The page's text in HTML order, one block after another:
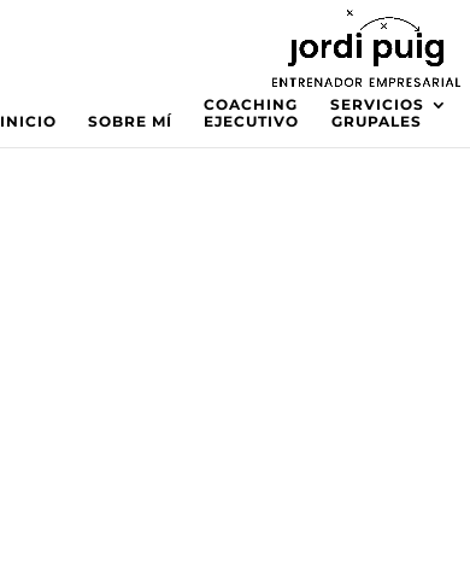
INICIO SOBRE MÍ
COACHING
EJECUTIVO
SERVICIOS
GRUPALES